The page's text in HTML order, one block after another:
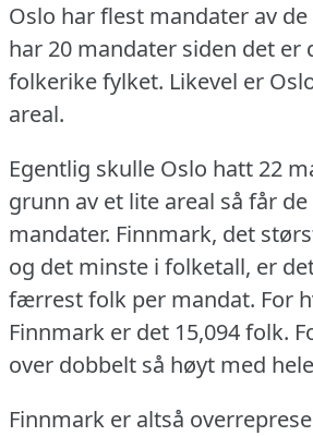
Oslo har flest mandater av de
har 20 mandater siden det er
folkerike fylket. Likevel er
areal.
Egentlig skulle Oslo hatt 22
grunn av et lite areal så får
mandater. Finnmark, det
og det minste i folketall, er
færrest folk per mandat. For
Finnmark er det 15,094 folk.
over dobbelt så høyt med
Finnmark er altså